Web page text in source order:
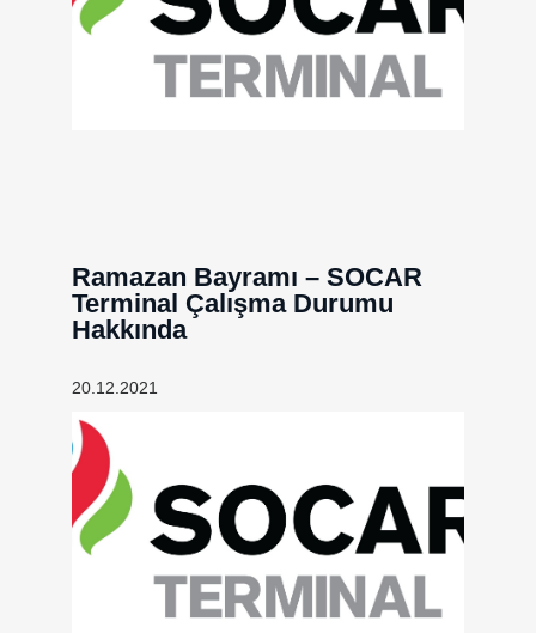
Ramazan Bayramı – SOCAR
Terminal Çalışma Durumu
Hakkında
20.12.2021